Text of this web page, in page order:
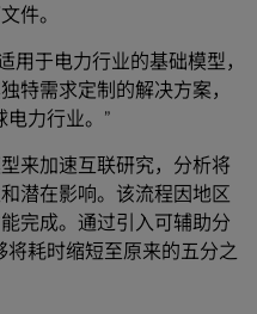
件。
用于电力行业的基础模型，
特需求定制的解决方案，
力行业。”
来加速互联研究，分析将
潜在影响。该流程因地区
完成。通过引入可辅助分
耗时缩短至原来的五分之